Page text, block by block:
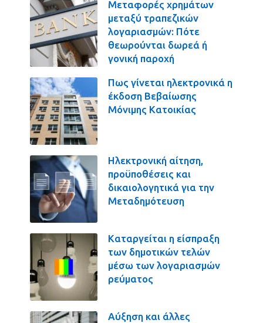
Μεταφορές χρημάτων
μεταξύ τραπεζικών
λογαριασμών: Πότε
θεωρούνται δωρεά ή
γονική παροχή
Πως γίνεται ηλεκτρονικά η
έκδοση Βεβαίωσης
Μόνιμης Κατοικίας
Ηλεκτρονική αίτηση,
προϋποθέσεις και
δικαιολογητικά για την
Μεταδημότευση
Καταργείται η είσπραξη
των δημοτικών τελών
μέσω των λογαριασμών
ρεύματος
Αύξηση και άλλες